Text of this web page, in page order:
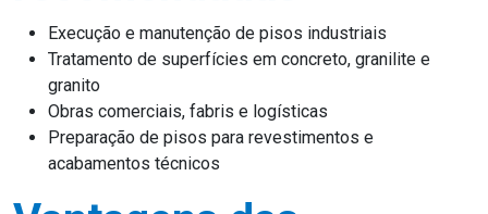
Execução e manutenção de pisos industriais
Tratamento de superfícies em concreto, granilite e
granito
Obras comerciais, fabris e logísticas
Preparação de pisos para revestimentos e
acabamentos técnicos